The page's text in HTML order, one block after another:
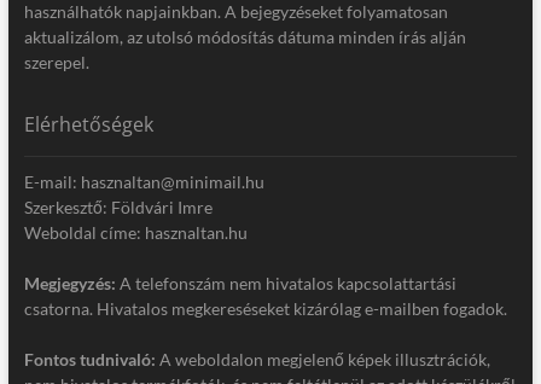
használhatók napjainkban. A bejegyzéseket folyamatosan
aktualizálom, az utolsó módosítás dátuma minden írás alján
szerepel.
Elérhetőségek
E-mail: hasznaltan@minimail.hu
Szerkesztő: Földvári Imre
Weboldal címe: hasznaltan.hu
Megjegyzés: A telefonszám nem hivatalos kapcsolattartási
csatorna. Hivatalos megkereséseket kizárólag e-mailben fogadok.
Fontos tudnivaló: A weboldalon megjelenő képek illusztrációk,